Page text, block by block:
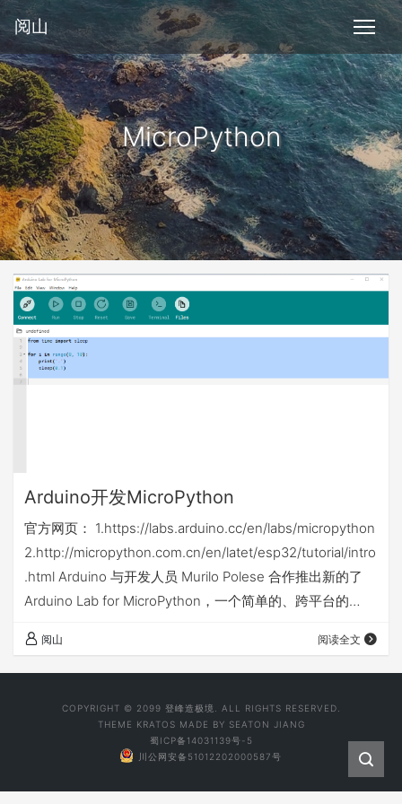
阅山
MicroPython
Arduino开发MicroPython
官方网页： 1.https://labs.arduino.cc/en/labs/micropython
2.http://micropython.com.cn/en/latet/esp32/tutorial/intro
.html Arduino 与开发人员 Murilo Polese 合作推出新的了
Arduino Lab for MicroPython，一个简单的、跨平台的
board，因此它也可以与 non-Arduino board…
阅山 阅读全文
COPYRIGHT © 2099 登峰造极境. ALL RIGHTS RESERVED.
THEME KRATOS MADE BY SEATON JIANG
蜀ICP备14031139号-5
川公网安备51012202000587号